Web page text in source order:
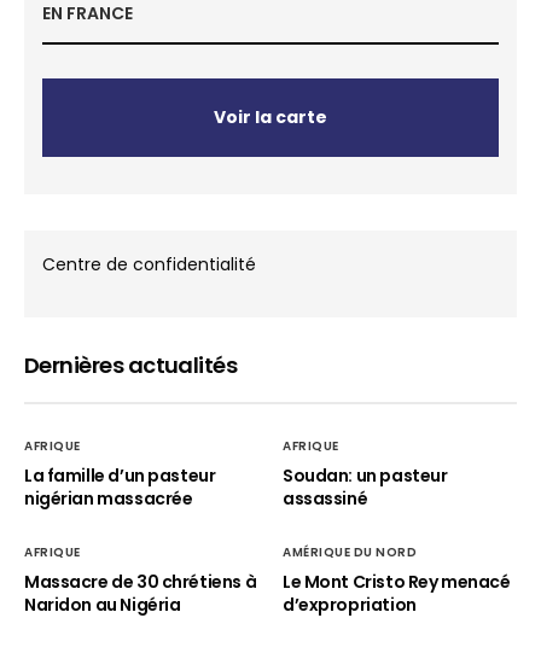
EN FRANCE
Voir la carte
Centre de confidentialité
Dernières actualités
AFRIQUE
La famille d’un pasteur
nigérian massacrée
AFRIQUE
Soudan: un pasteur
assassiné
AFRIQUE
Massacre de 30 chrétiens à
Naridon au Nigéria
AMÉRIQUE DU NORD
Le Mont Cristo Rey menacé
d’expropriation